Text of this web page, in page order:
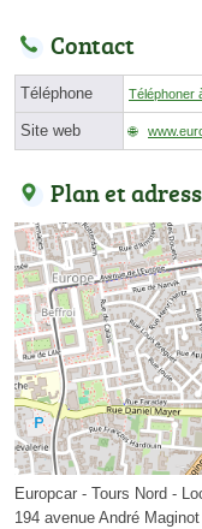
Contact
Téléphone Téléphoner
Site web
Plan et
Europcar - Tours Nord -
194 avenue André Maginot